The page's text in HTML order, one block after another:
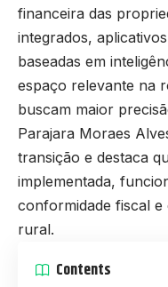
financeira das
integrados,
baseadas em
espaço relevante na
buscam maior
Parajara Moraes
transição e destaca
implementada,
conformidade fiscal e
rural.
Contents